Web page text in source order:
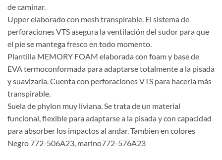
de caminar.
Upper elaborado con mesh transpirable. El sistema de
perforaciones VTS asegura la ventilación del sudor para que
el pie se mantega fresco en todo momento.
Plantilla MEMORY FOAM elaborada con foam y base de
EVA termoconformada para adaptarse totalmente a la pisada
y suavizarla. Cuenta con perforaciones VTS para hacerla más
transpirable.
Suela de phylon muy liviana. Se trata de un material
funcional, flexible para adaptarse a la pisada y con capacidad
para absorber los impactos al andar. Tambien en colores
Negro 772-506A23, marino772-576A23